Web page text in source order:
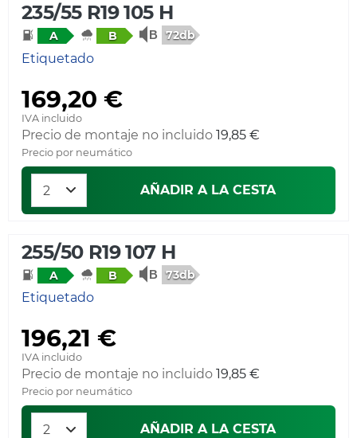
235/55 R19 105 H
A B 72db
Etiquetado
169,20 €
IVA incluido
Precio de montaje no incluido 19,85 €
Precio por neumático
AÑADIR A LA CESTA
255/50 R19 107 H
A B 73db
Etiquetado
196,21 €
IVA incluido
Precio de montaje no incluido 19,85 €
Precio por neumático
AÑADIR A LA CESTA